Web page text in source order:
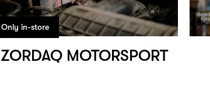
Only in-store
ZORDAQ MOTORSPORT